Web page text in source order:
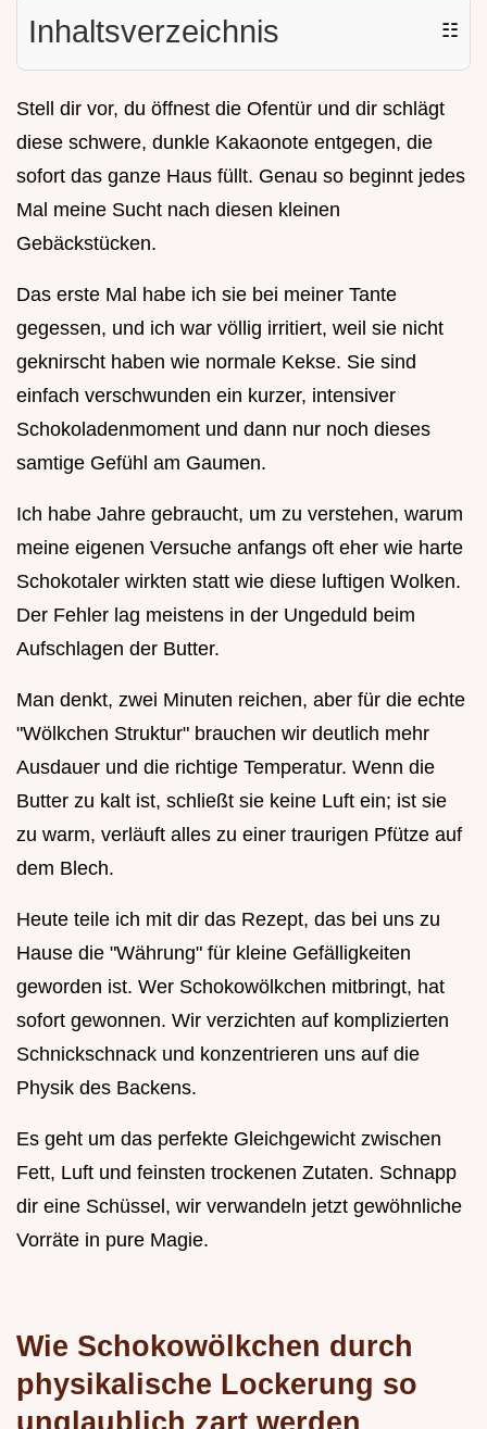
Inhaltsverzeichnis ☷
Stell dir vor, du öffnest die Ofentür und dir schlägt
diese schwere, dunkle Kakaonote entgegen, die
sofort das ganze Haus füllt. Genau so beginnt jedes
Mal meine Sucht nach diesen kleinen
Gebäckstücken.
Das erste Mal habe ich sie bei meiner Tante
gegessen, und ich war völlig irritiert, weil sie nicht
geknirscht haben wie normale Kekse. Sie sind
einfach verschwunden ein kurzer, intensiver
Schokoladenmoment und dann nur noch dieses
samtige Gefühl am Gaumen.
Ich habe Jahre gebraucht, um zu verstehen, warum
meine eigenen Versuche anfangs oft eher wie harte
Schokotaler wirkten statt wie diese luftigen Wolken.
Der Fehler lag meistens in der Ungeduld beim
Aufschlagen der Butter.
Man denkt, zwei Minuten reichen, aber für die echte
"Wölkchen Struktur" brauchen wir deutlich mehr
Ausdauer und die richtige Temperatur. Wenn die
Butter zu kalt ist, schließt sie keine Luft ein; ist sie
zu warm, verläuft alles zu einer traurigen Pfütze auf
dem Blech.
Heute teile ich mit dir das Rezept, das bei uns zu
Hause die "Währung" für kleine Gefälligkeiten
geworden ist. Wer Schokowölkchen mitbringt, hat
sofort gewonnen. Wir verzichten auf komplizierten
Schnickschnack und konzentrieren uns auf die
Physik des Backens.
Es geht um das perfekte Gleichgewicht zwischen
Fett, Luft und feinsten trockenen Zutaten. Schnapp
dir eine Schüssel, wir verwandeln jetzt gewöhnliche
Vorräte in pure Magie.
Wie Schokowölkchen durch
physikalische Lockerung so
unglaublich zart werden